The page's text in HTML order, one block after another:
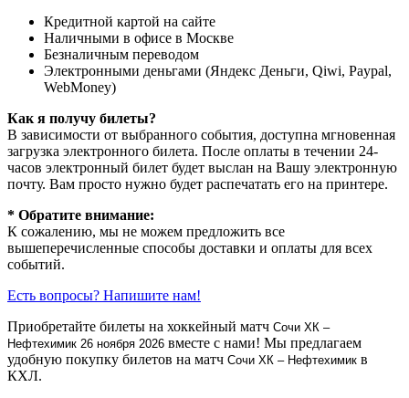
Кредитной картой на сайте
Наличными в офисе в Москве
Безналичным переводом
Электронными деньгами (Яндекс Деньги, Qiwi, Paypal,
WebMoney)
Как я получу билеты?
В зависимости от выбранного события, доступна мгновенная
загрузка электронного билета. После оплаты в течении 24-
часов электронный билет будет выслан на Вашу электронную
почту. Вам просто нужно будет распечатать его на принтере.
* Обратите внимание:
К сожалению, мы не можем предложить все
вышеперечисленные способы доставки и оплаты для всех
событий.
Есть вопросы? Напишите нам!
Приобретайте билеты на хоккейный матч Сочи ХК –
Нефтехимик 26 ноября 2026 вместе с нами! Мы предлагаем
удобную покупку билетов на матч Сочи ХК – Нефтехимик в
КХЛ.